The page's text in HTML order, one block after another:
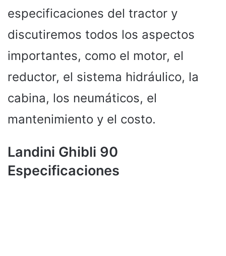
especificaciones del tractor y
discutiremos todos los aspectos
importantes, como el motor, el
reductor, el sistema hidráulico, la
cabina, los neumáticos, el
mantenimiento y el costo.
Landini Ghibli 90
Especificaciones